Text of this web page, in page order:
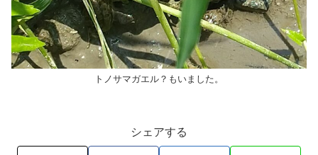
トノサマガエル？もいました。
シェアする